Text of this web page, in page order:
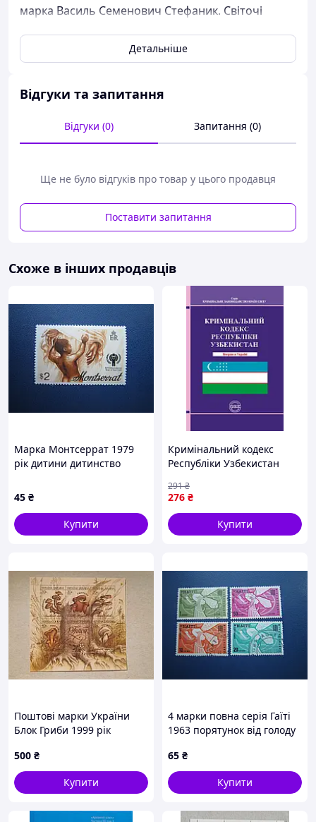
марка Василь Семенович Стефаник. Світочі
Поштові марки України
У каталог ця марка занесена під номером N 110.
відмінному стані, без будь-яких дефектів.
Перед відправкою ми надійно упаковуємо марки у
пересиланні.
Дивіться тут всі наявні марки Пошти України.
- Пром-оплата,
- На розрахунковий рахунок ФОПа по IBAN;
- Кредитною карткою Visa/Mastercard.
- Нова Пошта;
- Укрпошта.
Детальніше
Відгуки та запитання
Відгуки (0) Запитання (0)
Ще не було відгуків про товар у цього продавця
Поставити запитання
Схоже в інших продавців
Марка Монтсеррат 1979
рік дитини дитинство
45 ₴
Купити
Кримінальний кодекс
Республіки Узбекистан
276 ₴
291₴
Купити
Поштові марки України
Блок Гриби 1999 рік
500 ₴
Купити
4 марки повна серія Гаїті
1963 порятунок від голоду
65 ₴
Купити